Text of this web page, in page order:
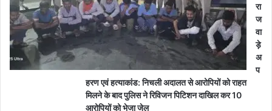
रा
ज
वा
ड़े
अ
प
हरण एवं हत्याकांड: निचली अदालत से आरोपियों को राहत
मिलने के बाद पुलिस ने रिविजन पिटिशन दाखिल कर 10
आरोपियों को भेजा जेल